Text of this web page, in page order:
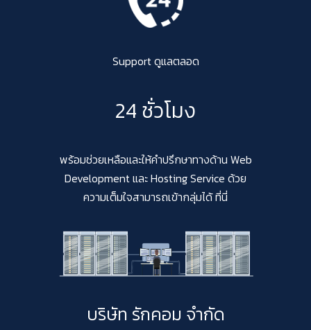
Support ดูแลตลอด
24 ชั่วโมง
พร้อมช่วยเหลือและให้คำปรึกษาทางด้าน Web
Development และ Hosting Service ด้วย
ความเต็มใจสามารถเข้ากลุ่มได้ ที่นี่
บริษัท รักคอม จำกัด